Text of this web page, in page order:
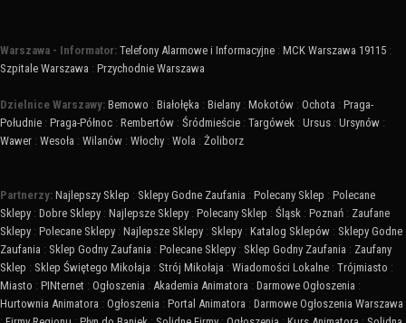
Warszawa - Informator: Telefony Alarmowe i Informacyjne : MCK Warszawa 19115 :
Szpitale Warszawa : Przychodnie Warszawa
Dzielnice Warszawy: Bemowo : Białołęka : Bielany : Mokotów : Ochota : Praga-
Południe : Praga-Północ : Rembertów : Śródmieście : Targówek : Ursus : Ursynów :
Wawer : Wesoła : Wilanów : Włochy : Wola : Żoliborz
Partnerzy: Najlepszy Sklep : Sklepy Godne Zaufania : Polecany Sklep : Polecane
Sklepy : Dobre Sklepy : Najlepsze Sklepy : Polecany Sklep : Śląsk : Poznań : Zaufane
Sklepy : Polecane Sklepy : Najlepsze Sklepy : Sklepy : Katalog Sklepów : Sklepy Godne
Zaufania : Sklep Godny Zaufania : Polecane Sklepy : Sklep Godny Zaufania : Zaufany
Sklep : Sklep Świętego Mikołaja : Strój Mikołaja : Wiadomości Lokalne : Trójmiasto :
Miasto : PINternet : Ogłoszenia : Akademia Animatora : Darmowe Ogłoszenia :
Hurtownia Animatora : Ogłoszenia : Portal Animatora : Darmowe Ogłoszenia Warszawa